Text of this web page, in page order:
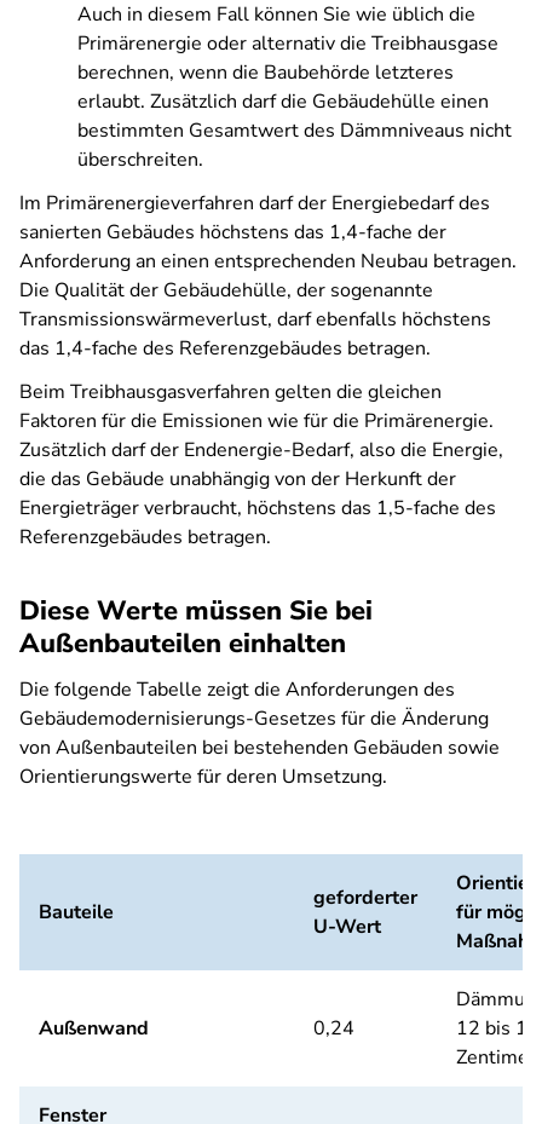
Auch in diesem Fall können Sie wie üblich die
Primärenergie oder alternativ die Treibhausgase
berechnen, wenn die Baubehörde letzteres
erlaubt. Zusätzlich darf die Gebäudehülle einen
bestimmten Gesamtwert des Dämmniveaus nicht
überschreiten.
Im Primärenergieverfahren darf der Energiebedarf des
sanierten Gebäudes höchstens das 1,4-fache der
Anforderung an einen entsprechenden Neubau betragen.
Die Qualität der Gebäudehülle, der sogenannte
Transmissionswärmeverlust, darf ebenfalls höchstens
das 1,4-fache des Referenzgebäudes betragen.
Beim Treibhausgasverfahren gelten die gleichen
Faktoren für die Emissionen wie für die Primärenergie.
Zusätzlich darf der Endenergie-Bedarf, also die Energie,
die das Gebäude unabhängig von der Herkunft der
Energieträger verbraucht, höchstens das 1,5-fache des
Referenzgebäudes betragen.
Diese Werte müssen Sie bei
Außenbauteilen einhalten
Die folgende Tabelle zeigt die Anforderungen des
Gebäudemodernisierungs-Gesetzes für die Änderung
von Außenbauteilen bei bestehenden Gebäuden sowie
Orientierungswerte für deren Umsetzung.
Bauteile
geforderter
U-Wert
für
Außenwand 0,24
12 bis 16
Fenster